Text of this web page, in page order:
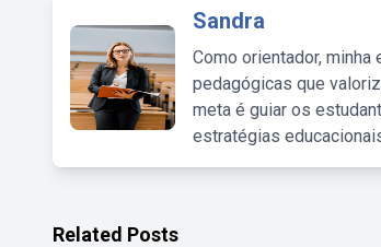
Sandra
Como orientador,
pedagógicas que
meta é guiar os
estratégias
Related Posts